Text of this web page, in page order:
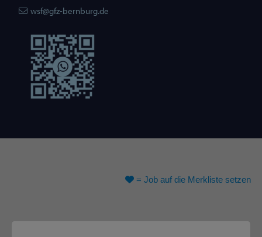
wsf@gfz-bernburg.de
= Job aufdie Merkliste setzen